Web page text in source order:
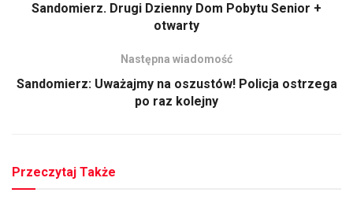
Sandomierz. Drugi Dzienny Dom Pobytu Senior +
otwarty
Następna wiadomość
Sandomierz: Uważajmy na oszustów! Policja ostrzega
po raz kolejny
Przeczytaj Także